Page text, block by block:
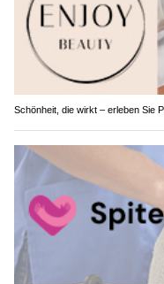
Schönheit, die wirkt – erleben Sie